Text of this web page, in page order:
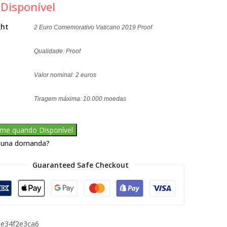
2 Euro Comemorativo Vaticano 2019 Proof
Qualidade: Proof
Valor nominal: 2 euros
Tiragem máxima: 10.000 moedas
quando Disponível
domanda?
Guaranteed Safe Checkout